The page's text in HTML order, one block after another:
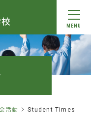
MENU
活動
Student Times